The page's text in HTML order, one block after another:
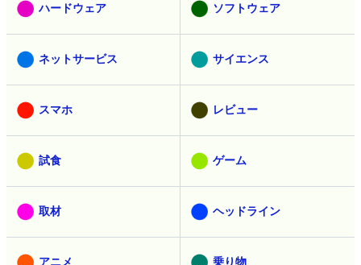
ハードウェア ソフトウェア
ネットサービス サイエンス
スマホ レビュー
試食 ゲーム
取材 ヘッドライン
アニメ 乗り物